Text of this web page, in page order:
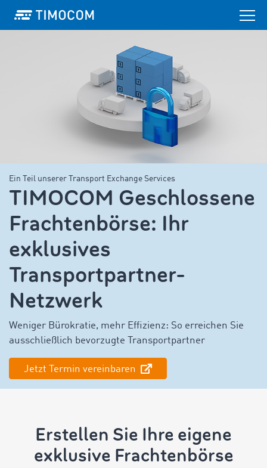
Ein Teil unserer Transport Exchange Services
TIMOCOM Geschlossene
Frachtenbörse: Ihr
exklusives
Transportpartner-
Netzwerk
Weniger Bürokratie, mehr Effizienz: So erreichen Sie
ausschließlich bevorzugte Transportpartner
Jetzt Termin vereinbaren
Erstellen Sie Ihre eigene
exklusive Frachtenbörse